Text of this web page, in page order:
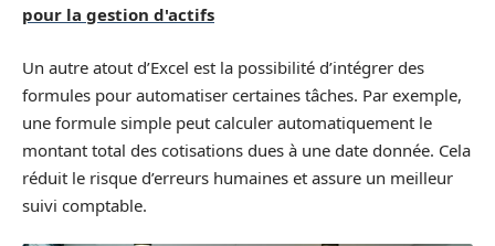
pour la gestion d'actifs
Un autre atout d’Excel est la possibilité d’intégrer des
formules pour automatiser certaines tâches. Par exemple,
une formule simple peut calculer automatiquement le
montant total des cotisations dues à une date donnée. Cela
réduit le risque d’erreurs humaines et assure un meilleur
suivi comptable.